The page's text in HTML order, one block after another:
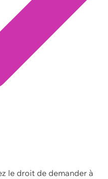
le droit de demander à